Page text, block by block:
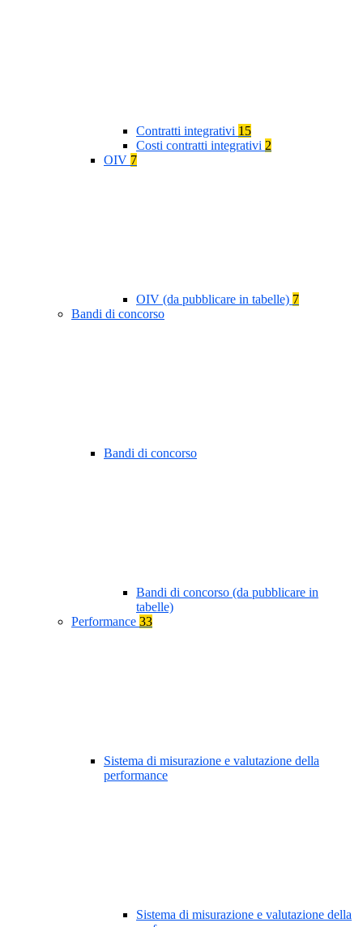
Contratti integrativi 15
Costi contratti integrativi 2
OIV 7
OIV (da pubblicare in tabelle) 7
Bandi di concorso
Bandi di concorso
Bandi di concorso (da pubblicare in
tabelle)
Performance 33
Sistema di misurazione e valutazione della
performance
Sistema di misurazione e valutazione della